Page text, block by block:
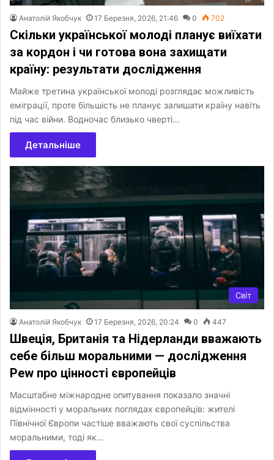
Анатолій Якобчук 17 Березня, 2026, 21:46 0 702
Скільки української молоді планує виїхати
за кордон і чи готова вона захищати
країну: результати дослідження
Майже третина української молоді розглядає можливість
еміграції, проте більшість не планує залишати країну навіть
під час війни. Водночас близько чверті…
Детальніше
Світ
Анатолій Якобчук 17 Березня, 2026, 20:24 0 447
Швеція, Британія та Нідерланди вважають
себе більш моральними — дослідження
Pew про цінності європейців
Масштабне міжнародне опитування показало значні
відмінності у моральних поглядах європейців: жителі
Північної Європи частіше вважають свої суспільства
моральними, тоді як…